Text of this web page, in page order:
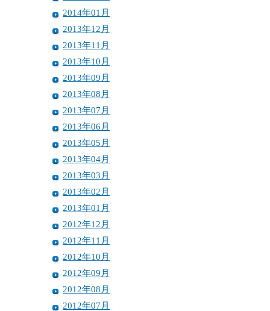
2014年01月
2013年12月
2013年11月
2013年10月
2013年09月
2013年08月
2013年07月
2013年06月
2013年05月
2013年04月
2013年03月
2013年02月
2013年01月
2012年12月
2012年11月
2012年10月
2012年09月
2012年08月
2012年07月